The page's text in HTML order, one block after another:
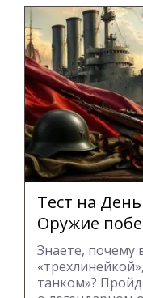
Тест на
Оружие
Знаете, почему
танком»?